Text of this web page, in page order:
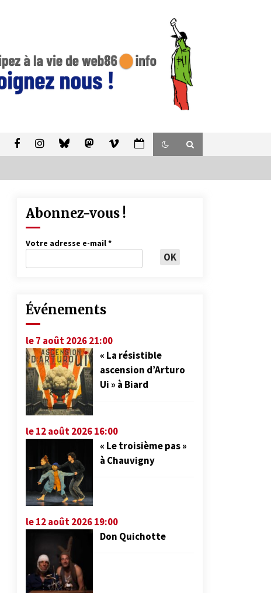
Abonnez-vous !
Votre adresse e-mail*
Événements
le 7 août 2026 21:00
« La résistible
ascension d’Arturo
Ui » à Biard
le 12 août 2026 16:00
« Le troisième pas »
à Chauvigny
le 12 août 2026 19:00
Don Quichotte